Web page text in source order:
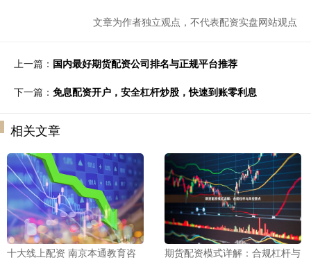
文章为作者独立观点，不代表配资实盘网站观点
上一篇： 国内最好期货配资公司排名与正规平台推荐
下一篇： 免息配资开户，安全杠杆炒股，快速到账零利息
相关文章
十大线上配资 南京本通教育咨
期货配资模式详解：合规杠杆与